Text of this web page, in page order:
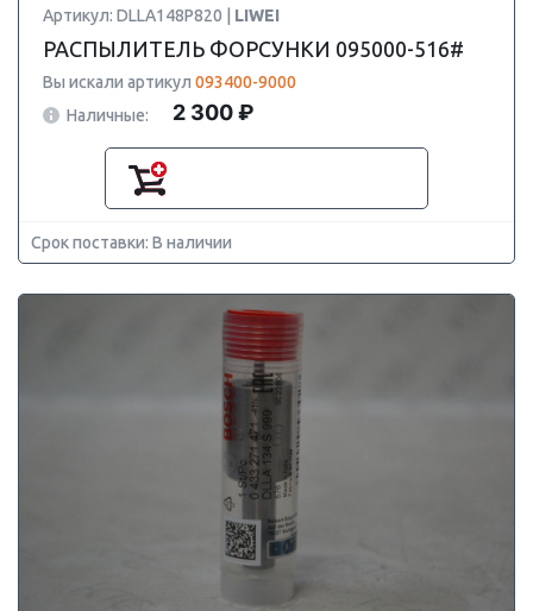
Артикул: DLLA148P820 | LIWEI
РАСПЫЛИТЕЛЬ ФОРСУНКИ 095000-516#
Вы искали артикул 093400-9000
Наличные:
2 300 ₽
Срок поставки: В наличии